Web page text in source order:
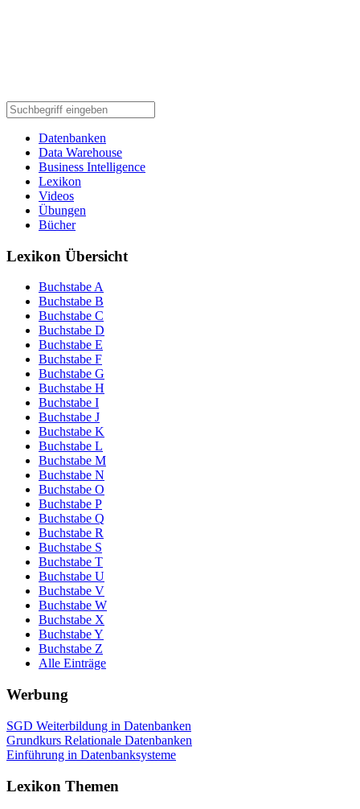
Datenbanken
Data Warehouse
Business Intelligence
Lexikon
Videos
Übungen
Bücher
Lexikon Übersicht
Buchstabe A
Buchstabe B
Buchstabe C
Buchstabe D
Buchstabe E
Buchstabe F
Buchstabe G
Buchstabe H
Buchstabe I
Buchstabe J
Buchstabe K
Buchstabe L
Buchstabe M
Buchstabe N
Buchstabe O
Buchstabe P
Buchstabe Q
Buchstabe R
Buchstabe S
Buchstabe T
Buchstabe U
Buchstabe V
Buchstabe W
Buchstabe X
Buchstabe Y
Buchstabe Z
Alle Einträge
Werbung
SGD Weiterbildung in Datenbanken
Grundkurs Relationale Datenbanken
Einführung in Datenbanksysteme
Lexikon Themen